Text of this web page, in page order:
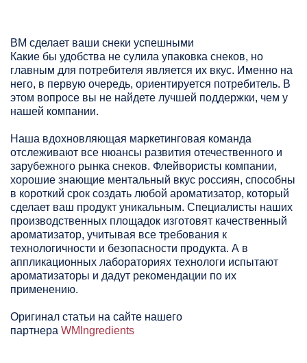
ВМ сделает ваши снеки успешными
Какие бы удобства не сулила упаковка снеков, но
главным для потребителя является их вкус. Именно на
него, в первую очередь, ориентируется потребитель. В
этом вопросе вы не найдете лучшей поддержки, чем у
нашей компании.
Наша вдохновляющая маркетинговая команда
отслеживают все нюансы развития отечественного и
зарубежного рынка снеков. Флейвористы компании,
хорошие знающие ментальный вкус россиян, способны
в короткий срок создать любой ароматизатор, который
сделает ваш продукт уникальным. Специалисты наших
производственных площадок изготовят качественный
ароматизатор, учитывая все требования к
технологичности и безопасности продукта. А в
аппликационных лабораториях технологи испытают
ароматизаторы и дадут рекомендации по их
применению.
Оригинал статьи на сайте нашего
партнера WMIngredients